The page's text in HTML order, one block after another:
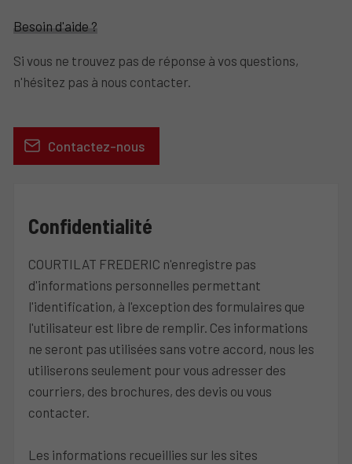
Besoin d'aide ?
Si vous ne trouvez pas de réponse à vos questions,
n'hésitez pas à nous contacter.
Contactez-nous
Confidentialité
COURTILAT FREDERIC n'enregistre pas
d'informations personnelles permettant
l'identification, à l'exception des formulaires que
l'utilisateur est libre de remplir. Ces informations
ne seront pas utilisées sans votre accord, nous les
utiliserons seulement pour vous adresser des
courriers, des brochures, des devis ou vous
contacter.
Les informations recueillies sur les sites